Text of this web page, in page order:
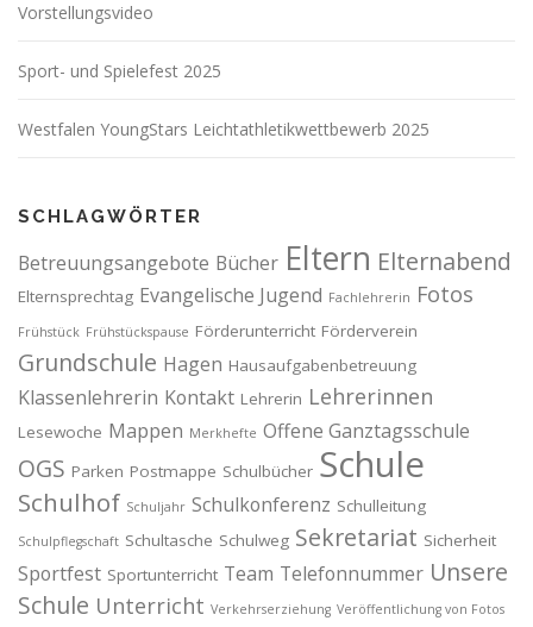
Vorstellungsvideo
Sport- und Spielefest 2025
Westfalen YoungStars Leichtathletikwettbewerb 2025
SCHLAGWÖRTER
Betreuungsangebote Bücher Eltern Elternabend
Elternsprechtag Evangelische Jugend Fachlehrerin Fotos
Frühstück Frühstückspause Förderunterricht Förderverein
Grundschule Hagen Hausaufgabenbetreuung
Klassenlehrerin Kontakt Lehrerin Lehrerinnen
Lesewoche Mappen Merkhefte Offene Ganztagsschule
OGS Parken Postmappe Schulbücher Schule
Schulhof Schuljahr Schulkonferenz Schulleitung
Schulpflegschaft Schultasche Schulweg Sekretariat Sicherheit
Sportfest Sportunterricht Team Telefonnummer Unsere
Schule Unterricht Verkehrserziehung Veröffentlichung von Fotos